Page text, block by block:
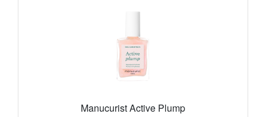
Manucurist Active Plump